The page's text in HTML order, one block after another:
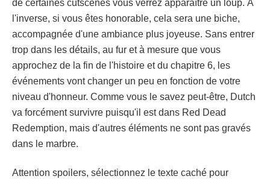
de certaines cutscènes vous verrez apparaître un loup. À
l'inverse, si vous êtes honorable, cela sera une biche,
accompagnée d'une ambiance plus joyeuse. Sans entrer
trop dans les détails, au fur et à mesure que vous
approchez de la fin de l'histoire et du chapitre 6, les
événements vont changer un peu en fonction de votre
niveau d'honneur. Comme vous le savez peut-être, Dutch
va forcément survivre puisqu'il est dans Red Dead
Redemption, mais d'autres éléments ne sont pas gravés
dans le marbre.
Attention spoilers, sélectionnez le texte caché pour